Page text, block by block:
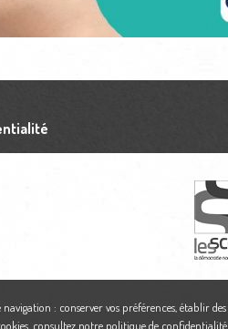
: conserver vos préférences, établir des
consultez notre politique de confidentialité